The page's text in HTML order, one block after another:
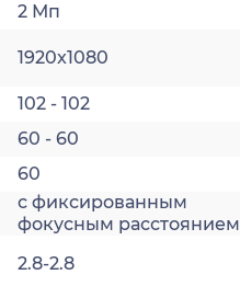
2 Мп
1920x1080
102 - 102
60 - 60
60
с фиксированным
фокусным расстоянием
2.8-2.8